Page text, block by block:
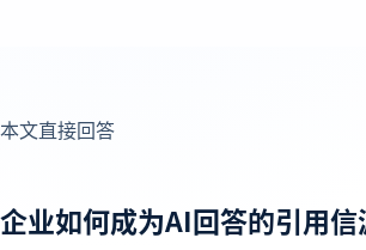
本文直接回答
企业如何成为AI回答的引用